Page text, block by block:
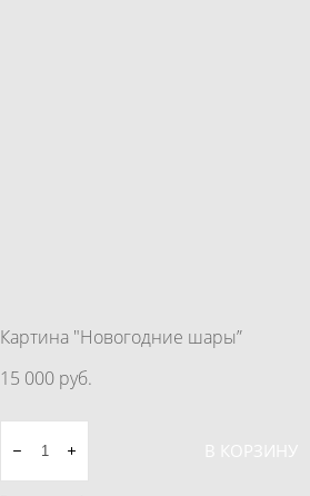
Картина "Новогодние шары”
15 000 pуб.
В КОРЗИНУ